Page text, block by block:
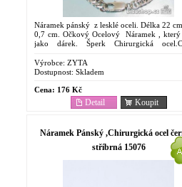
Náramek pánský z lesklé oceli. Délka 22
0,7 cm. Očkový Ocelový Náramek , který
jako dárek. Šperk Chirurgická
Odolnost...
Výrobce: ZYTA
Dostupnost: Skladem
Cena: 176 Kč
Koupit
Detail
Náramek Pánský ,Chirurgická ocel
stříbrná 15076